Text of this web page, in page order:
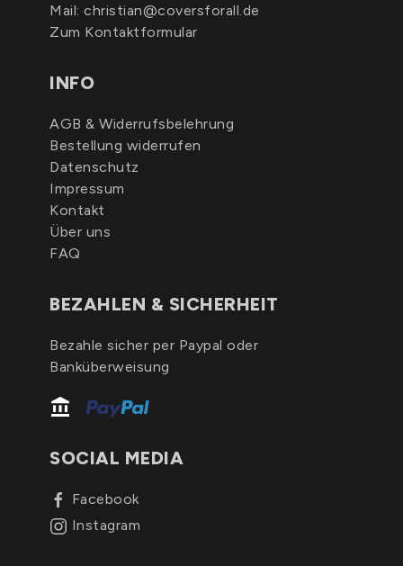
Mail: christian@coversforall.de
Zum Kontaktformular
INFO
AGB & Widerrufsbelehrung
Bestellung widerrufen
Datenschutz
Impressum
Kontakt
Über uns
FAQ
BEZAHLEN & SICHERHEIT
Bezahle sicher per Paypal oder
Banküberweisung
SOCIAL MEDIA
Facebook
Instagram